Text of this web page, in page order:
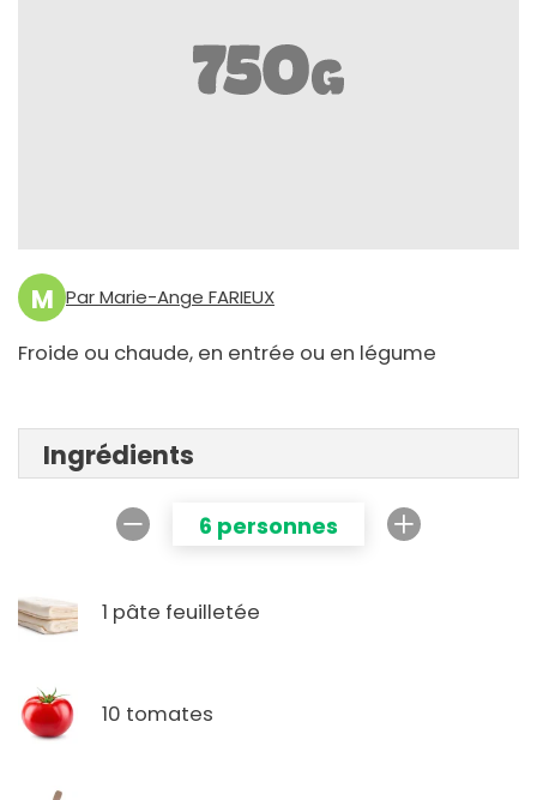
M Par Marie-Ange FARIEUX
Froide ou chaude, en entrée ou en légume
Ingrédients
6 personnes
1 pâte feuilletée
10 tomates